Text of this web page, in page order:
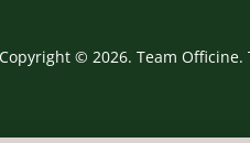
© 2026. Team Officine.